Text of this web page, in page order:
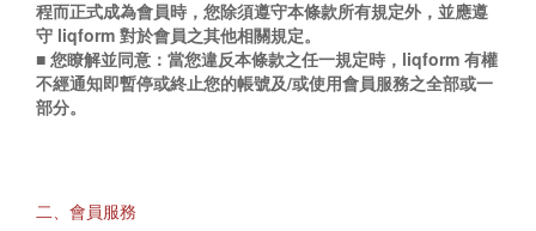
程而正式成為會員時，您除須遵守本條款所有規定外，並應遵
守 liqform 對於會員之其他相關規定。
■ 您瞭解並同意：當您違反本條款之任一規定時，liqform 有權
不經通知即暫停或終止您的帳號及/或使用會員服務之全部或一
部分。
二、會員服務